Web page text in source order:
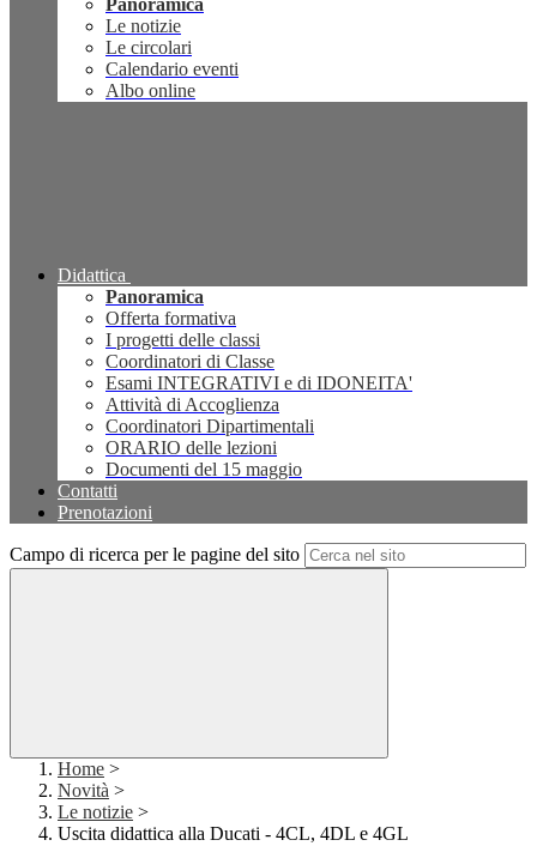
Panoramica
Le notizie
Le circolari
Calendario eventi
Albo online
Didattica
Panoramica
Offerta formativa
I progetti delle classi
Coordinatori di Classe
Esami INTEGRATIVI e di IDONEITA'
Attività di Accoglienza
Coordinatori Dipartimentali
ORARIO delle lezioni
Documenti del 15 maggio
Contatti
Prenotazioni
Campo di ricerca per le pagine del sito
Home >
Novità >
Le notizie >
Uscita didattica alla Ducati - 4CL, 4DL e 4GL